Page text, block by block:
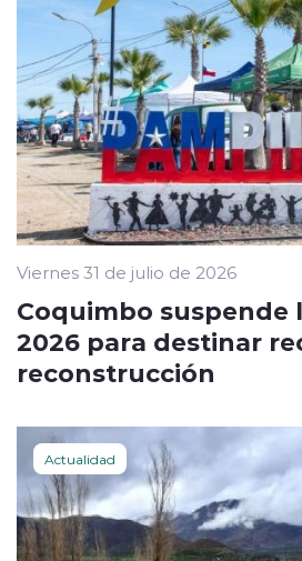
Viernes 31 de julio de 2026
Coquimbo suspende
2026 para destinar
reconstrucción
Actualidad